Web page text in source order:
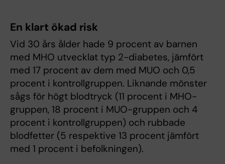
En klart ökad risk
Vid 30 års ålder hade 9 procent av barnen
med MHO utvecklat typ 2-diabetes, jämfört
med 17 procent av dem med MUO och 0,5
procent i kontrollgruppen. Liknande mönster
sågs för högt blodtryck (11 procent i MHO-
gruppen, 18 procent i MUO-gruppen och 4
procent i kontrollgruppen) och rubbade
blodfetter (5 respektive 13 procent jämfört
med 1 procent i befolkningen).